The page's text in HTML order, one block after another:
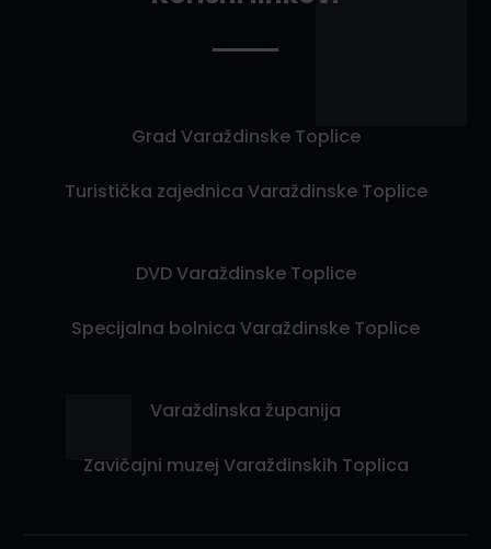
Grad Varaždinske Toplice
Turistička zajednica Varaždinske Toplice
DVD Varaždinske Toplice
Specijalna bolnica Varaždinske Toplice
Varaždinska županija
Zavičajni muzej Varaždinskih Toplica